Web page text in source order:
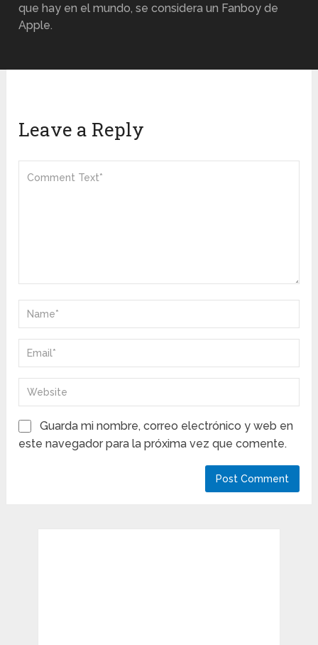
que hay en el mundo, se considera un Fanboy de
Apple.
Leave a Reply
Guarda mi nombre, correo electrónico y web en
este navegador para la próxima vez que comente.